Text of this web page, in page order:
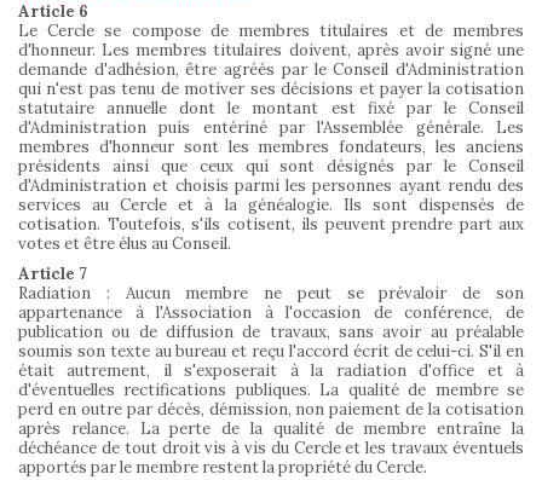
Article 6
Le Cercle se compose de membres titulaires et de membres
d'honneur. Les membres titulaires doivent, après avoir signé une
demande d'adhésion, être agréés par le Conseil d'Administration
qui n'est pas tenu de motiver ses décisions et payer la cotisation
statutaire annuelle dont le montant est fixé par le Conseil
d'Administration puis entériné par l'Assemblée générale. Les
membres d'honneur sont les membres fondateurs, les anciens
présidents ainsi que ceux qui sont désignés par le Conseil
d'Administration et choisis parmi les personnes ayant rendu des
services au Cercle et à la généalogie. Ils sont dispensés de
cotisation. Toutefois, s'ils cotisent, ils peuvent prendre part aux
votes et être élus au Conseil.
Article 7
Radiation : Aucun membre ne peut se prévaloir de son
appartenance à l'Association à l'occasion de conférence, de
publication ou de diffusion de travaux, sans avoir au préalable
soumis son texte au bureau et reçu l'accord écrit de celui-ci. S'il en
était autrement, il s'exposerait à la radiation d'office et à
d'éventuelles rectifications publiques. La qualité de membre se
perd en outre par décès, démission, non paiement de la cotisation
après relance. La perte de la qualité de membre entraîne la
déchéance de tout droit vis à vis du Cercle et les travaux éventuels
apportés par le membre restent la propriété du Cercle.